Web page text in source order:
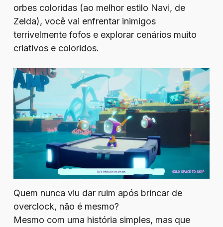
orbes coloridas (ao melhor estilo Navi, de
Zelda), você vai enfrentar inimigos
terrivelmente fofos e explorar cenários muito
criativos e coloridos.
Quem nunca viu dar ruim após brincar de
overclock, não é mesmo?
Mesmo com uma história simples, mas que